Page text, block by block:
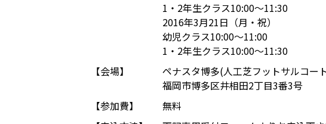
1・2年生クラス10:00～11:30
2016年3月21日（月・祝）
幼児クラス10:00～11:00
1・2年生クラス10:00～11:30
【会場】
ペナスタ博多(人工芝フットサルコー
福岡市博多区井相田2丁目3番3号
【参加費】
無料